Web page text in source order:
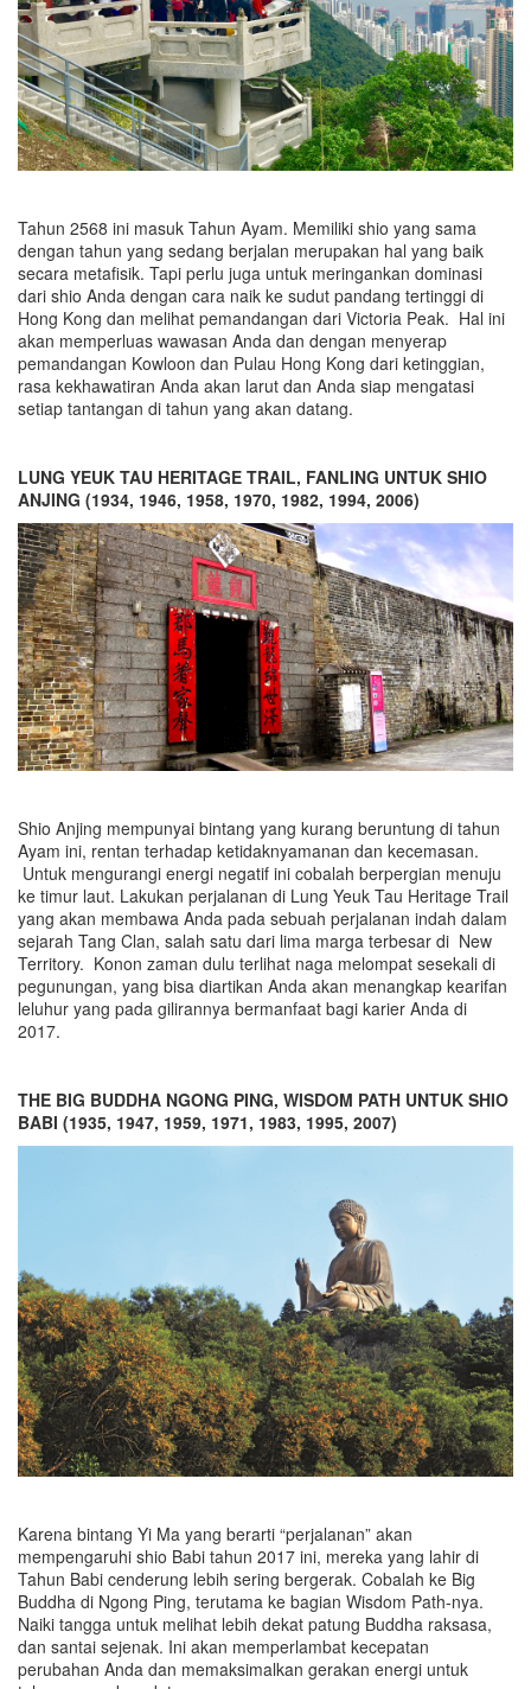
Tahun 2568 ini masuk Tahun Ayam. Memiliki shio yang sama
dengan tahun yang sedang berjalan merupakan hal yang baik
secara metafisik. Tapi perlu juga untuk meringankan dominasi
dari shio Anda dengan cara naik ke sudut pandang tertinggi di
Hong Kong dan melihat pemandangan dari Victoria Peak. Hal ini
akan memperluas wawasan Anda dan dengan menyerap
pemandangan Kowloon dan Pulau Hong Kong dari ketinggian,
rasa kekhawatiran Anda akan larut dan Anda siap mengatasi
setiap tantangan di tahun yang akan datang.
LUNG YEUK TAU HERITAGE TRAIL, FANLING UNTUK SHIO
ANJING (1934, 1946, 1958, 1970, 1982, 1994, 2006)
Shio Anjing mempunyai bintang yang kurang beruntung di tahun
Ayam ini, rentan terhadap ketidaknyamanan dan kecemasan.
Untuk mengurangi energi negatif ini cobalah berpergian menuju
ke timur laut. Lakukan perjalanan di Lung Yeuk Tau Heritage Trail
yang akan membawa Anda pada sebuah perjalanan indah dalam
sejarah Tang Clan, salah satu dari lima marga terbesar di New
Territory. Konon zaman dulu terlihat naga melompat sesekali di
pegunungan, yang bisa diartikan Anda akan menangkap kearifan
leluhur yang pada gilirannya bermanfaat bagi karier Anda di
2017.
THE BIG BUDDHA NGONG PING, WISDOM PATH UNTUK SHIO
BABI (1935, 1947, 1959, 1971, 1983, 1995, 2007)
Karena bintang Yi Ma yang berarti “perjalanan” akan
mempengaruhi shio Babi tahun 2017 ini, mereka yang lahir di
Tahun Babi cenderung lebih sering bergerak. Cobalah ke Big
Buddha di Ngong Ping, terutama ke bagian Wisdom Path-nya.
Naiki tangga untuk melihat lebih dekat patung Buddha raksasa,
dan santai sejenak. Ini akan memperlambat kecepatan
perubahan Anda dan memaksimalkan gerakan energi untuk